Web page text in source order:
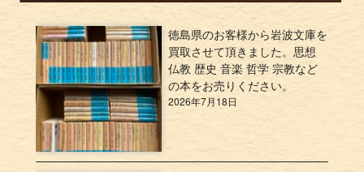
徳島県のお客様から岩波文庫を
買取させて頂きました。思想
仏教 歴史 音楽 哲学 宗教など
の本をお売りください。
2026年7月18日